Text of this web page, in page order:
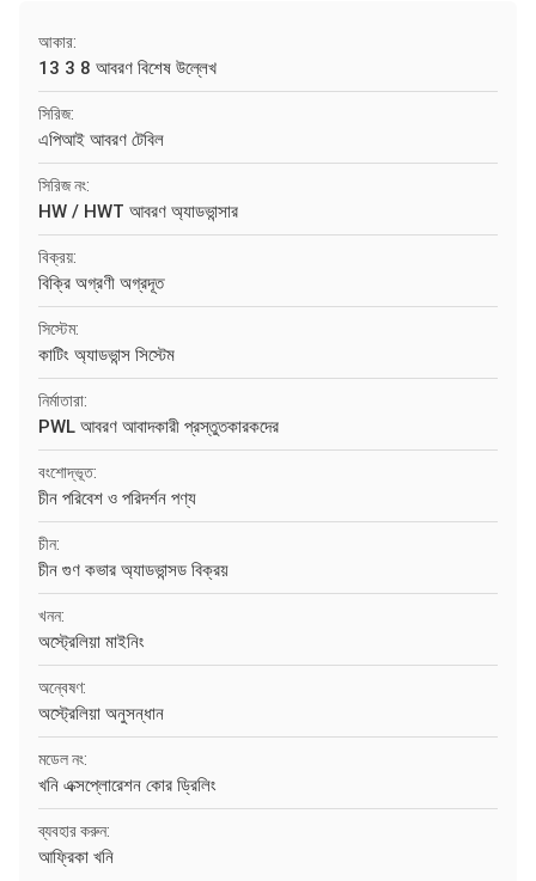
আকার:
13 3 8 আবরণ বিশেষ উল্লেখ
সিরিজ:
এপিআই আবরণ টেবিল
সিরিজ নং:
HW / HWT আবরণ অ্যাডভান্সার
বিক্রয়:
বিক্রি অগ্রণী অগ্রদূত
সিস্টেম:
কাটিং অ্যাডভান্স সিস্টেম
নির্মাতারা:
PWL আবরণ আবাদকারী প্রস্তুতকারকদের
বংশোদ্ভূত:
চীন পরিবেশ ও পরিদর্শন পণ্য
চীন:
চীন গুণ কভার অ্যাডভান্সড বিক্রয়
খনন:
অস্ট্রেলিয়া মাইনিং
অন্বেষণ:
অস্ট্রেলিয়া অনুসন্ধান
মডেল নং:
খনি এক্সপ্লোরেশন কোর ড্রিলিং
ব্যবহার করুন:
আফ্রিকা খনি